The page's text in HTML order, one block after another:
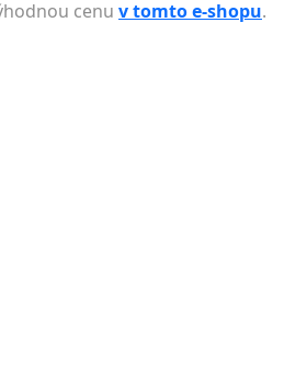
cenu v tomto e-shopu.